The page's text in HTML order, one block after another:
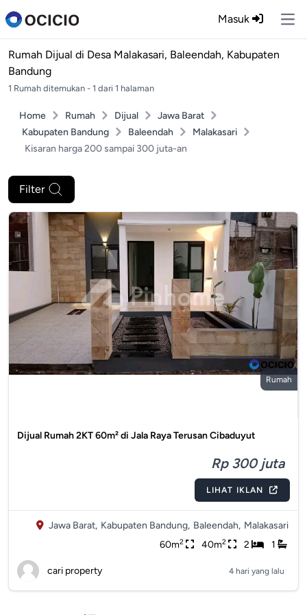
Masuk
Rumah Dijual di Desa Malakasari, Baleendah, Kabupaten
Bandung
1 Rumah ditemukan - 1 dari 1 halaman
Home Rumah Dijual
Jawa Barat
Kabupaten Bandung
Baleendah
Malakasari
Kisaran harga 200 sampai 300 juta-an
Filter
Rumah
Dijual Rumah 2KT 60m² di Jala Raya Terusan Cibaduyut
Rp 300 juta
LIHAT IKLAN
Jawa Barat, Kabupaten Bandung, Baleendah, Malakasari
60m2 40m2 2 1
cari property 4 hari yang lalu